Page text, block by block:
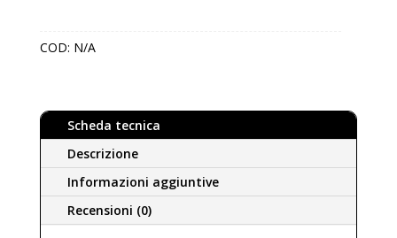
cassetta
interna
71~125
VH
pannello
standard
COD: N/A
Scheda tecnica
Descrizione
Informazioni aggiuntive
Recensioni (0)